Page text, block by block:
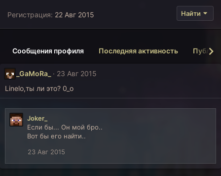
Регистрация 22 Авг 2015 Найти
Сообщения профиля Последняя активность
_GaMoRa_
23 Авг 2015
Linelo,ты ли это? 0_о
Joker_
Если бы... Он мой бро..
Вот бы его найти..
23 Авг 2015